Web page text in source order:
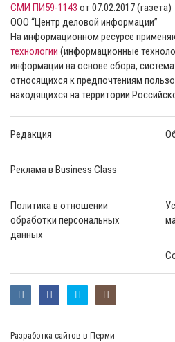
СМИ ПИ59-1143 от 07.02.2017 (газета)
ООО “Центр деловой информации”
На информационном ресурсе
технологии (информационные
информации на основе сбора,
относящихся к предпочтениям
находящихся на территории
Редакция
Реклама в Business Class
Политика в отношении
обработки персональных
данных
Разработка сайтов в Перми